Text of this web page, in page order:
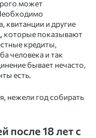
может
квитанции и другие
которые показывают
кредиты,
человека и так
бывает нечасто,
есть.
нежели год собирать
после 18 лет с